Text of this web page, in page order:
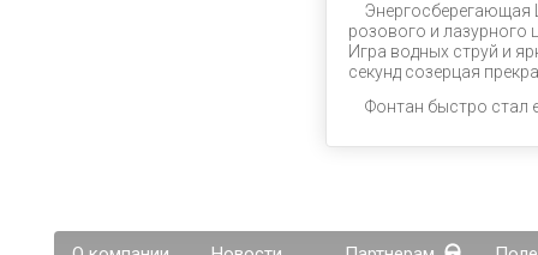
Энергосберегающая
розового и лазурного
Игра водных струй и
секунд созерцая
Фонтан быстро стал